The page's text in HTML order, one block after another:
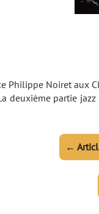
Philippe Noiret aux
deuxième partie
←